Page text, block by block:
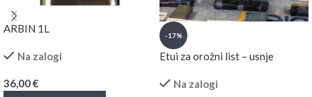
ARBIN 1L
Na zalogi
36,00€
-17%
Etui za orožni list – usnje
Na zalogi